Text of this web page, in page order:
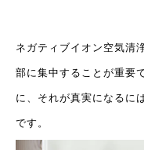
ネガティブイオン空気清
部に集中することが重要
に、それが真実になるに
です。